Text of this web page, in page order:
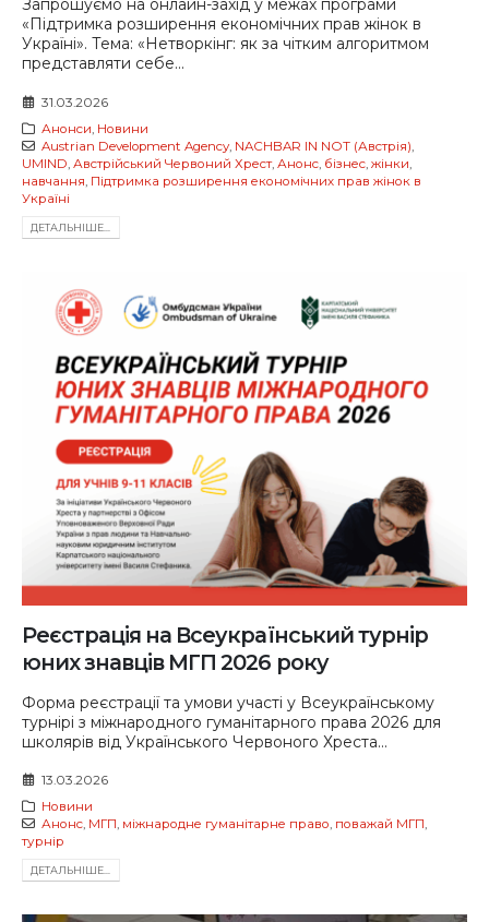
Запрошуємо на онлайн-захід у межах програми
«Підтримка розширення економічних прав жінок в
Україні». Тема: «Нетворкінг: як за чітким алгоритмом
представляти себе...
31.03.2026
Анонси Новини
Austrian Development Agency, NACHBAR IN NOT (Австрія)
UMIND Австрійський Червоний Хрест, Анонс бізнес жінки
навчання Підтримка розширення економічних прав жінок в
Україні
ДЕТАЛЬНIШЕ...
Реєстрація на Всеукраїнський турнір
юних знавців МГП 2026 року
Форма реєстрації та умови участі у Всеукраїнському
турнірі з міжнародного гуманітарного права 2026 для
школярів від Українського Червоного Хреста...
13.03.2026
Новини
Анонс, МГП, міжнародне гуманітарне право, поважай МГП,
турнір
ДЕТАЛЬНIШЕ...